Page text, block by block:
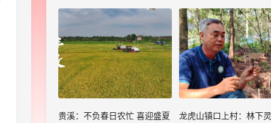
贵溪：不负春日农忙 喜迎盛夏
龙虎山镇口上村：林下